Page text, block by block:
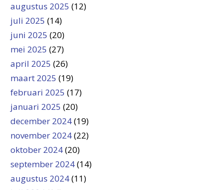
augustus 2025 (12)
juli 2025 (14)
juni 2025 (20)
mei 2025 (27)
april 2025 (26)
maart 2025 (19)
februari 2025 (17)
januari 2025 (20)
december 2024(19)
november 2024(22)
oktober 2024(20)
september 2024(14)
augustus 2024(11)